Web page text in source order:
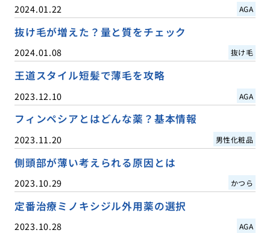
2024.01.22 AGA
抜け毛が増えた？量と質をチェック
2024.01.08 抜け毛
王道スタイル短髪で薄毛を攻略
2023.12.10 AGA
フィンペシアとはどんな薬？基本情報
2023.11.20 男性化粧品
側頭部が薄い考えられる原因とは
2023.10.29 かつら
定番治療ミノキシジル外用薬の選択
2023.10.28 AGA